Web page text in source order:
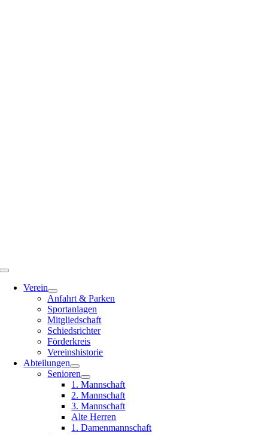
Toggle
NavigationVerein
Anfahrt & Parken
Sportanlagen
Mitgliedschaft
Schiedsrichter
Förderkreis
Vereinshistorie
Abteilungen
Senioren
1. Mannschaft
2. Mannschaft
3. Mannschaft
Alte Herren
1. Damenmannschaft